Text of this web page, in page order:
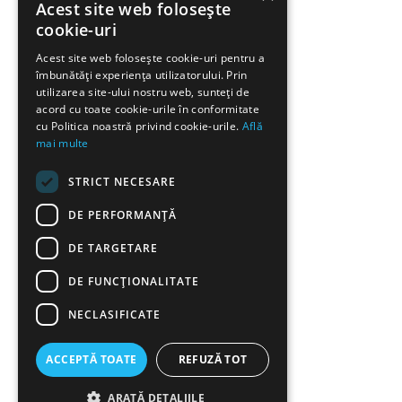
Acest site web folosește
cookie-uri
Acest site web folosește cookie-uri pentru a
îmbunătăți experiența utilizatorului. Prin
utilizarea site-ului nostru web, sunteți de
acord cu toate cookie-urile în conformitate
cu Politica noastră privind cookie-urile. Află
mai multe
STRICT NECESARE
DE PERFORMANȚĂ
DE TARGETARE
DE FUNCŢIONALITATE
NECLASIFICATE
ACCEPTĂ TOATE REFUZĂ TOT
ARATĂ DETALIILE